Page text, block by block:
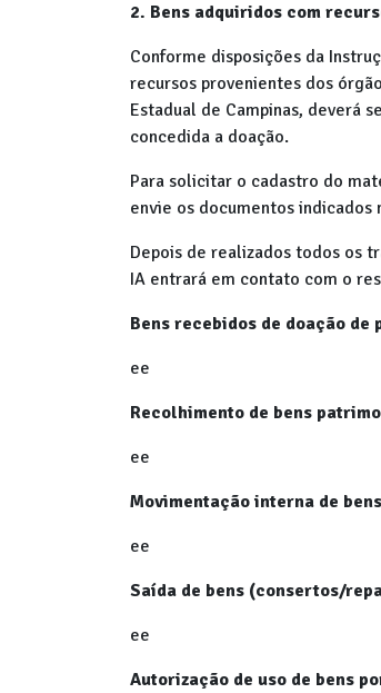
2. Bens adquiridos com
Conforme disposições da
recursos provenientes dos
Estadual de Campinas, deverá
concedida a doação.
Para solicitar o cadastro do
envie os documentos indicados
Depois de realizados todos os
IA entrará em contato com o
Bens recebidos de doação
ee
Recolhimento de bens
ee
Movimentação interna de
ee
Saída de bens (consertos/
ee
Autorização de uso de bens